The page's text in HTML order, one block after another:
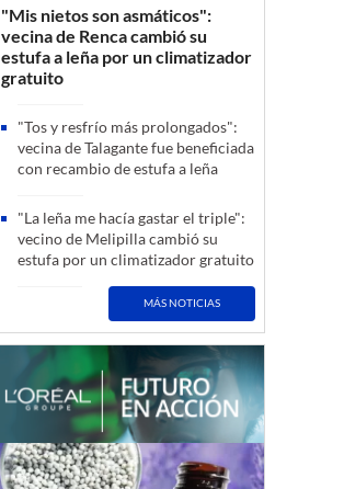
"Mis nietos son asmáticos":
vecina de Renca cambió su
estufa a leña por un climatizador
gratuito
"Tos y resfrío más prolongados":
vecina de Talagante fue beneficiada
con recambio de estufa a leña
"La leña me hacía gastar el triple":
vecino de Melipilla cambió su
estufa por un climatizador gratuito
MÁS NOTICIAS